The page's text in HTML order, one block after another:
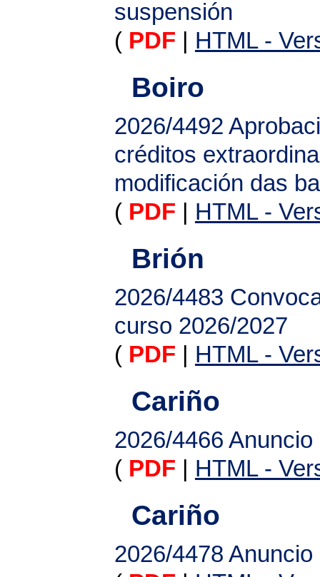
suspensión
( PDF HTML -
Boiro
2026/4492
créditos
modificación das
( PDF HTML -
Brión
2026/4483
curso 2026/2027
( PDF HTML -
Cariño
2026/4466 Anuncio
( PDF HTML -
Cariño
2026/4478 Anuncio